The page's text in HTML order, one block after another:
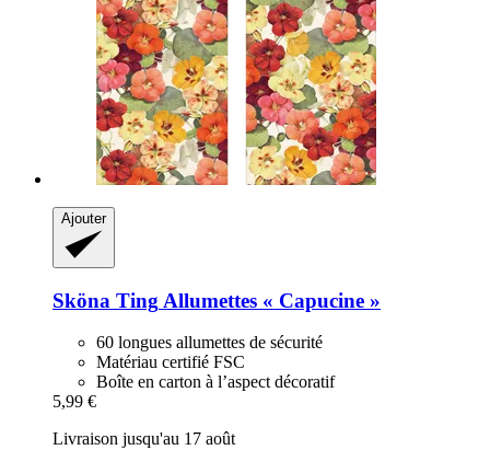
Ajouter
Sköna Ting Allumettes « Capucine »
60 longues allumettes de sécurité
Matériau certifié FSC
Boîte en carton à l’aspect décoratif
5,99 €
Livraison jusqu'au 17 août